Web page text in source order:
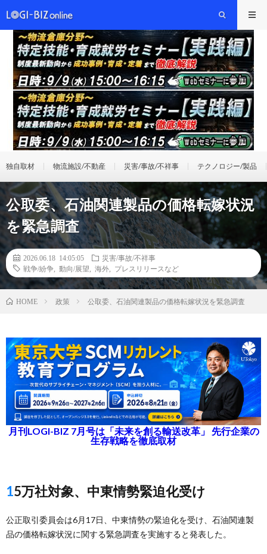
独自取材 物流施設/不動産 災害/事故/不祥事 テクノロジー/製品
公取委、石油関連製品の価格転嫁状況
を緊急調査
2026.06.18 14:05:05
災害/事故/不祥事
戦争/紛争
動向/展望 海外 プレスリリースなど
HOME 政策 公取委、石油関連製品の価格転嫁状況を緊急調査
月刊LOGI-BIZ 7月号は「未来を創る輸送改革」 先行企業の
生存戦略を徹底取材
15万社対象、中東情勢緊迫化受け
公正取引委員会は6月17日、中東情勢の緊迫化を受け、石油関連製
品の価格転嫁状況に関する緊急調査を実施すると発表した。